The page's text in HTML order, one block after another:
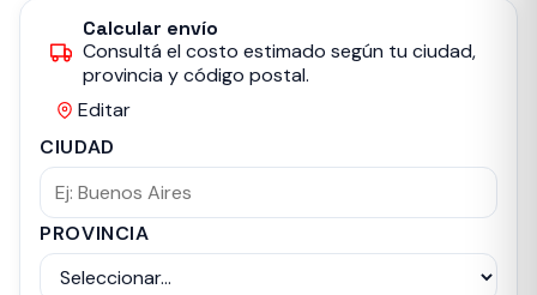
Calcular envío
Consultá el costo estimado según tu ciudad,
provincia y código postal.
Editar
CIUDAD
PROVINCIA